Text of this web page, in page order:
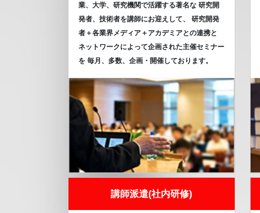
業、大学、研究機関で活躍する著名な 研究開
発者、技術者を講師にお迎えして、 研究開発
者＋各業界メディア＋アカデミアとの連携と
ネットワークによって企画された主催セミナー
を 毎月、多数、企画・開催しております。
講師派遣(社内研修)